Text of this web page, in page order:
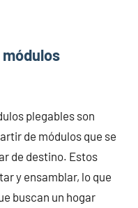
plegables son
de módulos que se
de destino. Estos
y ensamblar, lo que
buscan un hogar